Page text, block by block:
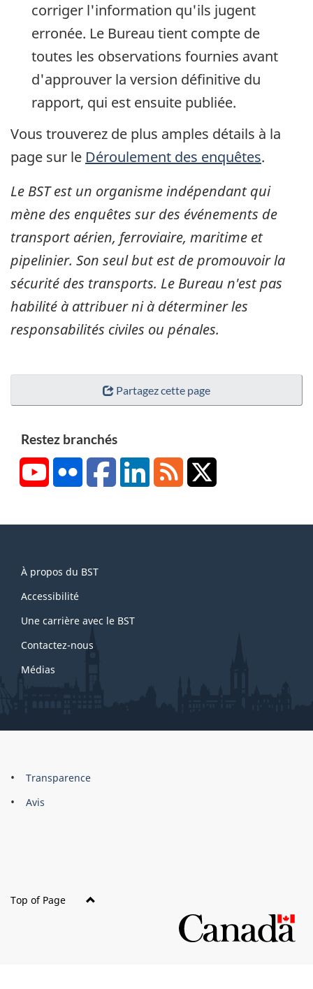
corriger l'information qu'ils jugent
erronée. Le Bureau tient compte de
toutes les observations fournies avant
d'approuver la version définitive du
rapport, qui est ensuite publiée.
Vous trouverez de plus amples détails à la
page sur le Déroulement des enquêtes.
Le BST est un organisme indépendant qui
mène des enquêtes sur des événements de
transport aérien, ferroviaire, maritime et
pipelinier. Son seul but est de promouvoir la
sécurité des transports. Le Bureau n'est pas
habilité à attribuer ni à déterminer les
responsabilités civiles ou pénales.
Partagez cette page
Restez branchés
YouTubeFlickr FacebookLinkedInRSS
this
site
À propos du BST
Accessibilité
Une carrière avec le BST
Contactez-nous
Médias
About
this
Brand
Transparence
Avis
Top of Page